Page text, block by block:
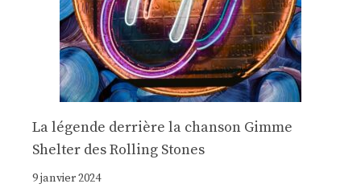
La légende derrière la chanson Gimme
Shelter des Rolling Stones
9 janvier 2024